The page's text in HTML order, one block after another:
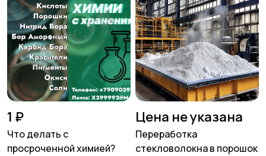
1 ₽
Что делать с
просроченной химией?
Цена не указана
Переработка
стекловолокна в порошок